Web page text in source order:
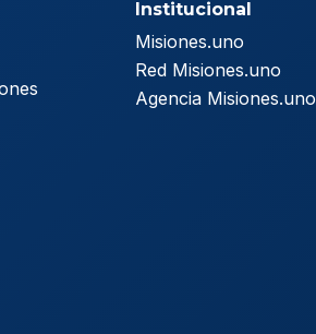
Institucional
Misiones.uno
Red Misiones.uno
Agencia Misiones.uno